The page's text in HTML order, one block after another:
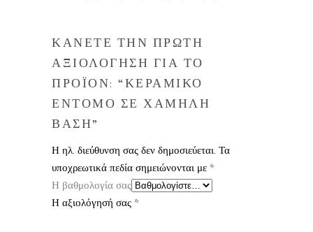
ΚΑΝΕΤΕ ΤΗΝ ΠΡΩΤΗ
ΑΞΙΟΛΟΓΗΣΗ ΓΙΑ ΤΟ
ΠΡΟΪΟΝ: “ΚΕΡΑΜΙΚΟ
ΕΝΤΟΜΟ ΣΕ ΧΑΜΗΛΗ
ΒΑΣΗ”
Η ηλ. διεύθυνση σας δεν δημοσιεύεται. Τα
υποχρεωτικά πεδία σημειώνονται με *
Η βαθμολογία σας
Η αξιολόγησή σας *